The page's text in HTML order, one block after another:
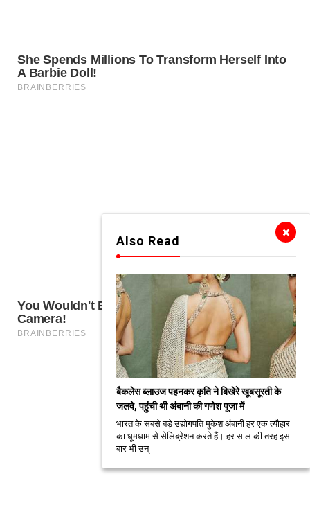
Also Read
बैकलेस ब्लाउज पहनकर कृति ने बिखेरे खूबसूरती के
जलवे, पहुंची थी अंबानी की गणेश पूजा में
भारत के सबसे बड़े उद्योगपति मुकेश अंबानी हर एक त्यौहार
का धूमधाम से सेलिब्रेशन करते हैं। हर साल की तरह इस
बार भी उन्